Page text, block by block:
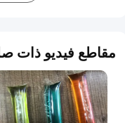
مقاطع فيديو ذات